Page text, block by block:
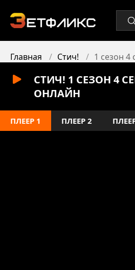
Главная Стич! 1 сезон 4
СТИЧ! 1 СЕЗОН 4
ОНЛАЙН
ПЛЕЕР 1 ПЛЕЕР 2